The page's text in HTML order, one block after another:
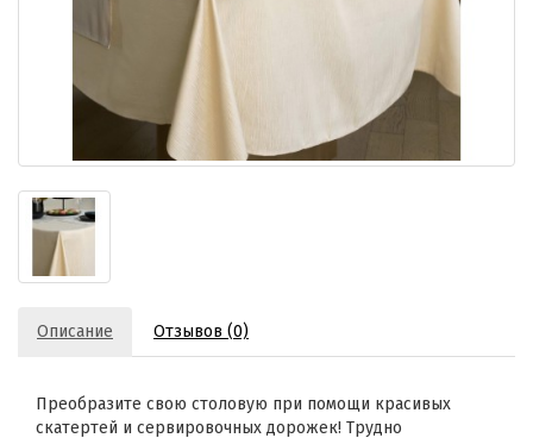
Описание Отзывов (0)
Преобразите свою столовую при помощи красивых
скатертей и сервировочных дорожек! Трудно